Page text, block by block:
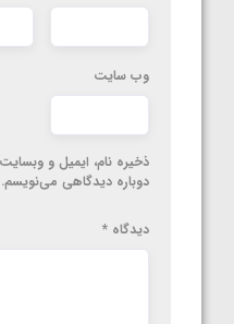
وب‌ سایت
ذخیره نام، ایمیل و
دوباره دیدگاهی می‌نویسم.
دیدگاه *